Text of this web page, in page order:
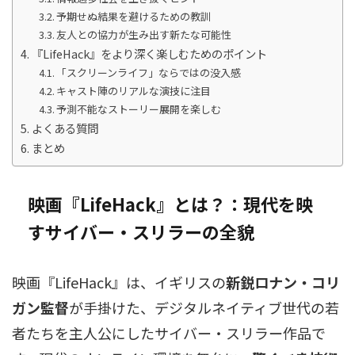
予期せぬ結果を避けるための教訓
友人との協力が生み出す新たな可能性
『LifeHack』をより深く楽しむためのポイント
「スクリーンライフ」ならではの没入感
キャスト陣のリアルな演技に注目
予測不能なストーリー展開を楽しむ
よくある質問
まとめ
映画『LifeHack』とは？：現代を映
すサイバー・スリラーの全貌
映画『LifeHack』は、イギリスの新鋭ロナン・コリ
ガン監督が手掛けた、デジタルネイティブ世代の若
者たちを主人公にしたサイバー・スリラー作品で